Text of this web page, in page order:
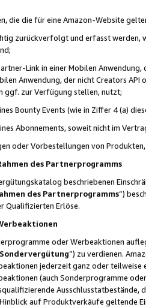
die die für eine Amazon-Website
zurückverfolgt und erfasst werden,
Link in einer Mobilen
Anwendung, der nicht Creators
ggf. zur Verfügung stellen, nutzt;
Bounty Events (wie in Ziffer 4 (a)
Abonnements, soweit nicht im
oder Vorbestellungen von
des Partnerprogramms
beschriebenen
des Partnerprogramms“)
Qualifizierten Erlöse.
oder Werbeaktionen
Sondervergütung”) zu verdienen.
jederzeit ganz oder
(auch Sonderprogramme
Ausschlusstatbestände,
auf Produktverkäufe geltende